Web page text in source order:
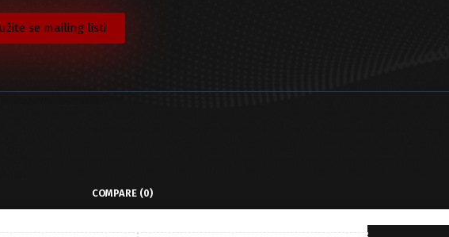
se mailing listi
COMPARE (0)